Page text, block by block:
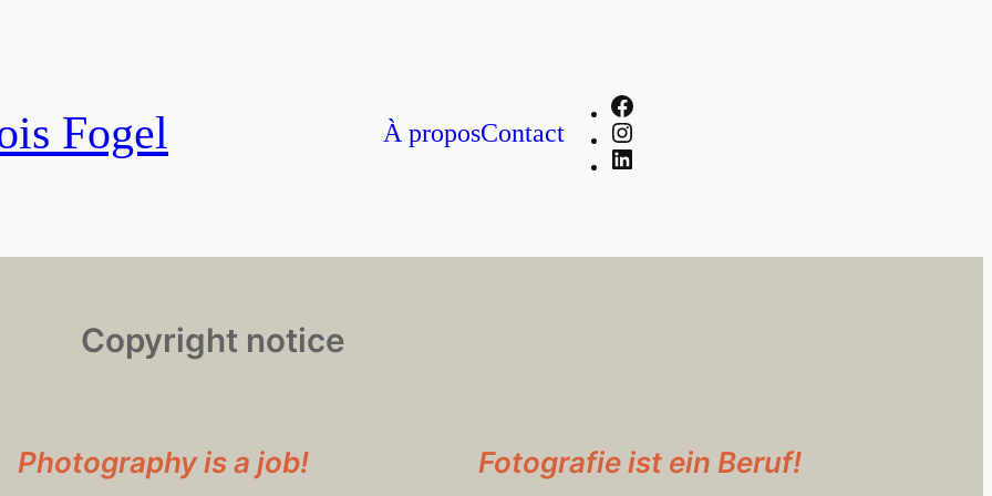
Fogel À proposContact
Facebook
Instagram
LinkedIn
Copyright notice
Photography is a job! Fotografie ist ein Beruf!